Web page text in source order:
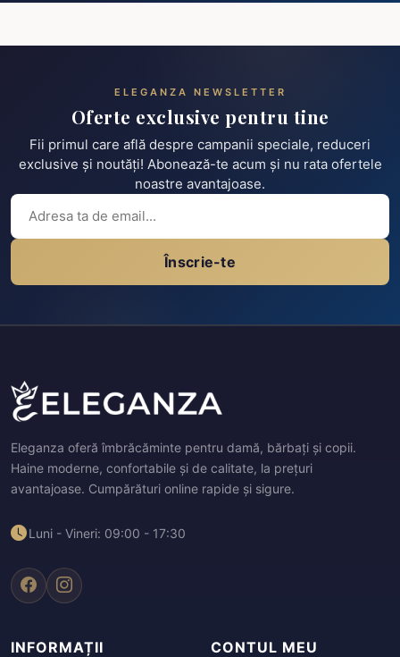
ELEGANZA NEWSLETTER
Oferte exclusive pentru tine
Fii primul care află despre campanii speciale, reduceri
exclusive și noutăți! Abonează-te acum și nu rata ofertele
noastre avantajoase.
Înscrie-te
Eleganza oferă îmbrăcăminte pentru damă, bărbați și copii.
Haine moderne, confortabile și de calitate, la prețuri
avantajoase. Cumpărături online rapide și sigure.
Luni - Vineri: 09:00 - 17:30
INFORMAȚII CONTUL MEU